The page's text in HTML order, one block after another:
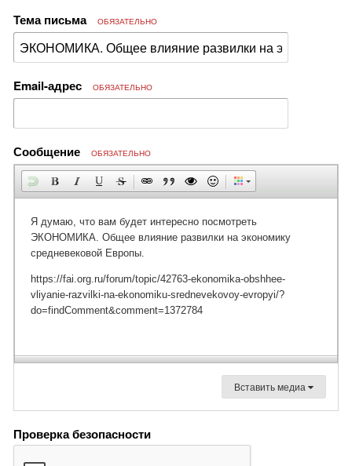
Тема письма ОБЯЗАТЕЛЬНО
Email-адрес ОБЯЗАТЕЛЬНО
Сообщение ОБЯЗАТЕЛЬНО
Вставить медиа
Проверка безопасности